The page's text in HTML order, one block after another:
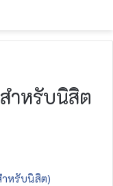
ำหรับนิสิต
ำหรับนิสิต)